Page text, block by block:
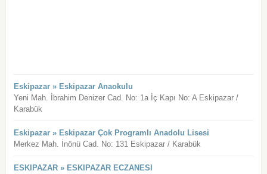
Eskipazar » Eskipazar Anaokulu
Yeni Mah. İbrahim Denizer Cad. No: 1a İç Kapı No: A Eskipazar /
Karabük
Eskipazar » Eskipazar Çok Programlı Anadolu Lisesi
Merkez Mah. İnönü Cad. No: 131 Eskipazar / Karabük
ESKIPAZAR » ESKIPAZAR ECZANESI